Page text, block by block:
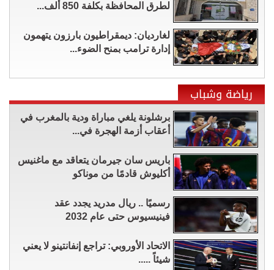
لطرق المحافظة بكلفة 850 ألف...
لغارديان: ديمقراطيون بارزون يتهمون
إدارة ترامب بمنح الضوء...
رياضة وشباب
برشلونة يلغي مباراة ودية بالمغرب في
أعقاب أزمة الهجرة في...
باريس سان جيرمان يتعاقد مع ماغنيس
أكليوش قادمًا من موناكو
رسميًا .. ريال مدريد يجدد عقد
فينيسيوس حتى عام 2032
الاتحاد الأوروبي: تراجع إنفانتينو لا يعني
شيئاً .....